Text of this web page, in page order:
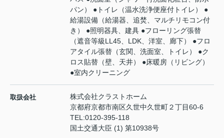
パン） ●トイレ（温水洗浄便座付トイレ） ●
給湯設備（給湯器、追焚、マルチリモコン付
き） ●照明器具、建具 ●フローリング張替
（遮音等級LL45、LDK、洋室、廊下） ●フロ
アタイル張替（玄関、洗面室、トイレ） ●ク
ロス貼替（壁、天井） ●床暖房（リビング）
●室内クリーニング
取扱会社
株式会社クラストホーム
京都府京都市南区久世中久世町２丁目60-6
TEL:0120-395-118
国土交通大臣 (1) 第10938号